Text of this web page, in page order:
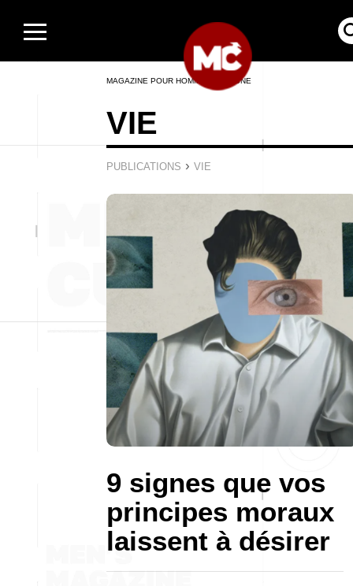
MAGAZINE POUR HOMMES EN LIGNE
VIE
PUBLICATIONS › VIE
9 signes que vos
principes moraux
laissent à désirer